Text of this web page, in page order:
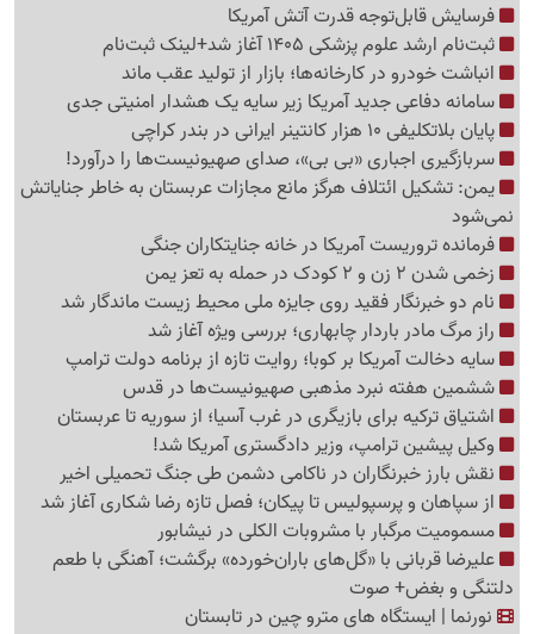
فرسایش قابل‌توجه قدرت آتش آمریکا
ثبت‌نام ارشد علوم پزشکی 1405 آغاز شد+لینک ثبت‌نام
انباشت خودرو در کارخانه‌ها؛ بازار از تولید عقب ماند
سامانه دفاعی جدید آمریکا زیر سایه یک هشدار امنیتی جدی
پایان بلاتکلیفی 10 هزار کانتینر ایرانی در بندر کراچی
سربازگیری اجباری «بی بی»، صدای صهیونیست‌ها را درآورد!
یمن: تشکیل ائتلاف هرگز مانع مجازات عربستان به خاطر جنایاتش
نمی‌شود
فرمانده تروریست آمریکا در خانه جنایتکاران جنگی
زخمی شدن 2 زن و 2 کودک در حمله به تعز یمن
نام دو خبرنگار فقید روی جایزه ملی محیط زیست ماندگار شد
راز مرگ مادر باردار چابهاری؛ بررسی ویژه آغاز شد
سایه دخالت آمریکا بر کوبا؛ روایت تازه از برنامه دولت ترامپ
ششمین هفته نبرد مذهبی صهیونیست‌ها در قدس
اشتیاق ترکیه برای بازیگری در غرب آسیا؛ از سوریه تا عربستان
وکیل پیشین ترامپ، وزیر دادگستری آمریکا شد!
نقش بارز خبرنگاران در ناکامی دشمن طی جنگ تحمیلی اخیر
از سپاهان و پرسپولیس تا پیکان؛ فصل تازه رضا شکاری آغاز شد
مسمومیت مرگبار با مشروبات الکلی در نیشابور
علیرضا قربانی با «گل‌های باران‌خورده» برگشت؛ آهنگی با طعم
دلتنگی و بغض+ صوت
نورنما | ایستگاه های مترو چین در تابستان